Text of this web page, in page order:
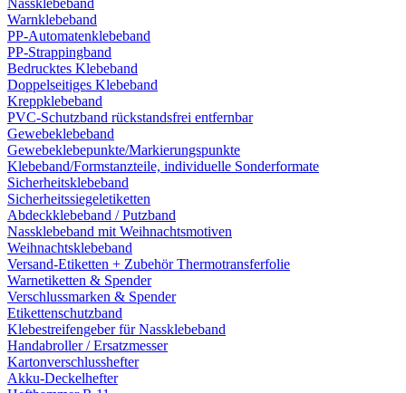
Warnklebeband
PP-Automatenklebeband
PP-Strappingband
Bedrucktes Klebeband
Doppelseitiges Klebeband
Kreppklebeband
PVC-Schutzband rückstandsfrei entfernbar
Gewebeklebeband
Gewebeklebepunkte/Markierungspunkte
Klebeband/Formstanzteile, individuelle Sonderformate
Sicherheitsklebeband
Sicherheitssiegeletiketten
Abdeckklebeband / Putzband
Nassklebeband mit Weihnachtsmotiven
Weihnachtsklebeband
Versand-Etiketten + Zubehör Thermotransferfolie
Warnetiketten & Spender
Verschlussmarken & Spender
Etikettenschutzband
Klebestreifengeber für Nassklebeband
Handabroller / Ersatzmesser
Kartonverschlusshefter
Akku-Deckelhefter